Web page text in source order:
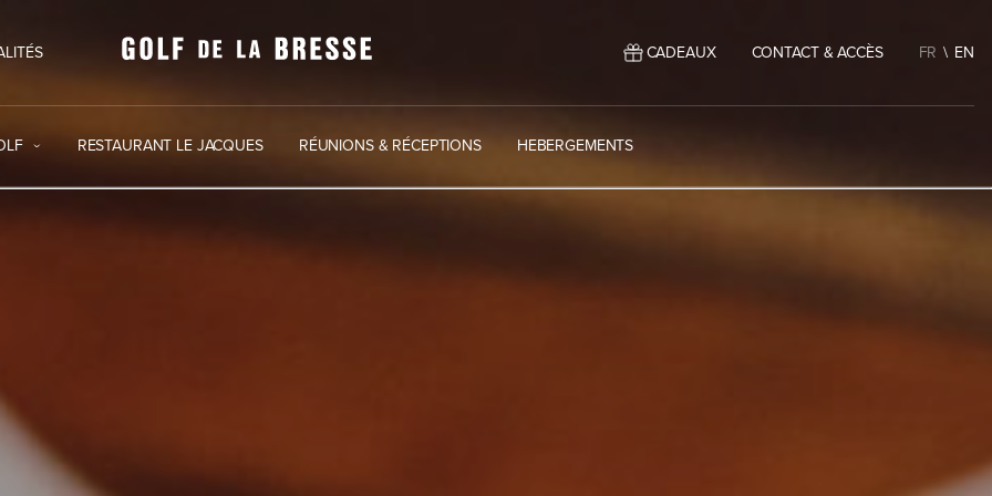
CADEAUX CONTACT & ACCÈS FR EN
RESTAURANT LE JACQUES RÉUNIONS & RÉCEPTIONS HEBERGEMENTS